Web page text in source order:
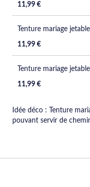
11,99 €
Tenture mariage
11,99 €
Tenture mariage
11,99 €
Idée déco : Tenture
pouvant servir de